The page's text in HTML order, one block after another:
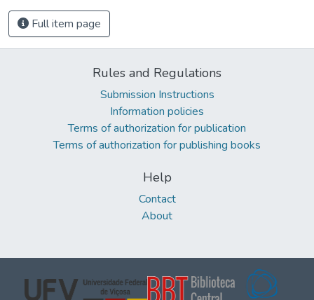
Full item page
Rules and Regulations
Submission Instructions
Information policies
Terms of authorization for publication
Terms of authorization for publishing books
Help
Contact
About